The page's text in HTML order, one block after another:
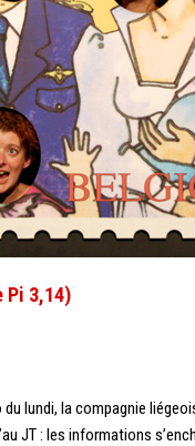
Pi 3,14)
du lundi, la compagnie
JT : les informations